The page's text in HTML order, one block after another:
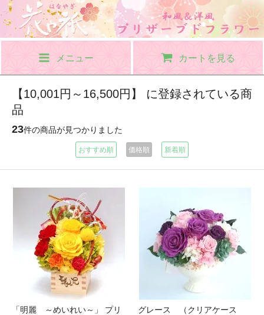
メニュー カートを見る
【10,001円～16,500円】 に登録されている商
品
23件の商品が見つかりました
おすすめ順 価格順 新着順
「明麗 ～めいれい～」 プリ
グレース （クリアケース